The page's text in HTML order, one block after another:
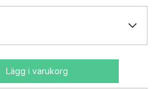
Lägg i varukorg